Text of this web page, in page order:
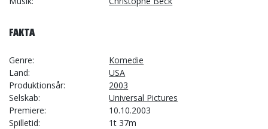
FAKTA
Genre
Komedie
Land
USA
Produktionsår
2003
Selskab
Universal Pictures
Premiere
10.10.2003
Spilletid
1t 37m